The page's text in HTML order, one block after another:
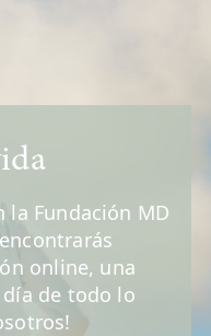
la Fundación MD
online, una
de todo lo